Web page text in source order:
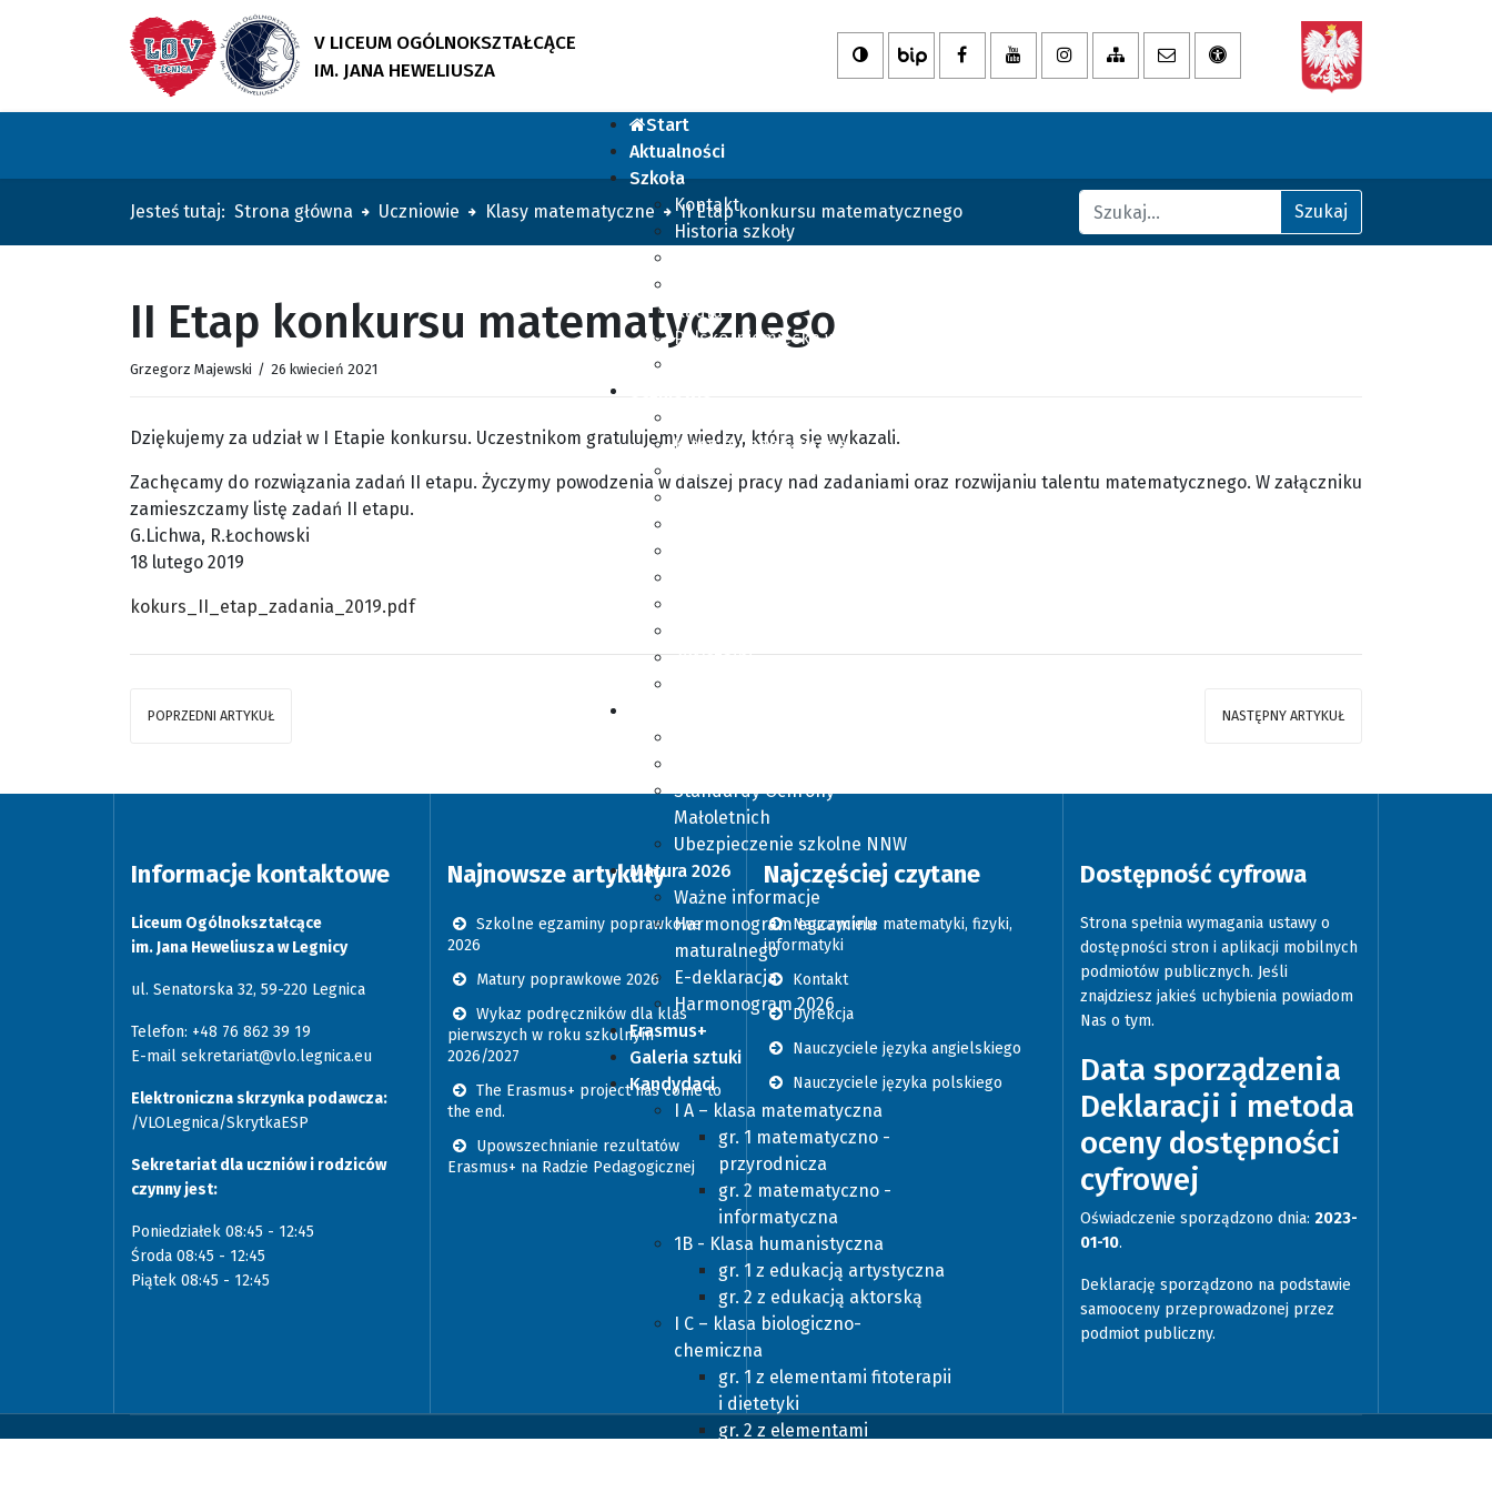
V LICEUM OGÓLNOKSZTAŁCĄCE
IM. JANA HEWELIUSZA
Biuletyn Informacji Publicznej
Nasza strona na Facebooku
Nasza strona na YouTube
Nasza strona na Instagramie
Zobacz mapę strony
Wyślij emailDeklaracja dostępności
Start
Aktualności
Szkoła
Kontakt
Historia szkoły
Kadra
Polsko-niemiecka wymiana
Klasy humanistyczne
Klasy artystyczne
Klasy matematyczne
Zwyczajni
Standardy Ochrony
Małoletnich
Ubezpieczenie szkolne NNW
Matura 2026
Ważne informacje
Harmonogram egzaminu
maturalnego
E-deklaracja
Harmonogram 2026
Erasmus+
Galeria sztuki
Kandydaci
I A – klasa matematyczna
gr. 1 matematyczno -
przyrodnicza
gr. 2 matematyczno -
informatyczna
1B - Klasa humanistyczna
gr. 1 z edukacją artystyczna
gr. 2 z edukacją aktorską
I C – klasa biologiczno-
chemiczna
gr. 1 z elementami fitoterapii
i dietetyki
gr. 2 z elementami
Jesteś tutaj: Strona główna Uczniowie Klasy matematyczne II Etap konkursu matematycznego Znajdź na stronie Szukaj
II Etap konkursu matematycznego
Grzegorz Majewski / 26 kwiecień 2021
Dziękujemy za udział w I Etapie konkursu. Uczestnikom gratulujemy wiedzy, którą się wykazali.
Zachęcamy do rozwiązania zadań II etapu. Życzymy powodzenia w dalszej pracy nad zadaniami oraz rozwijaniu talentu matematycznego. W załączniku
zamieszczamy listę zadań II etapu.
G.Lichwa, R.Łochowski
18 lutego 2019
kokurs_II_etap_zadania_2019.pdf
POPRZEDNI ARTYKUŁ NASTĘPNY ARTYKUŁ
Informacje kontaktowe
Liceum Ogólnokształcące
im. Jana Heweliusza w Legnicy
ul. Senatorska 32, 59-220 Legnica
Telefon: +48 76 862 39 19
E-mail sekretariat@vlo.legnica.eu
Elektroniczna skrzynka podawcza:
/VLOLegnica/SkrytkaESP
Sekretariat dla uczniów i rodziców
czynny jest:
Poniedziałek 08:45 - 12:45
Środa 08:45 - 12:45
Piątek 08:45 - 12:45
Najnowsze artykuły
Szkolne egzaminy poprawkowe
2026
Matury poprawkowe 2026
Wykaz podręczników dla klas
pierwszych w roku szkolnym
2026/2027
The Erasmus+ project has come to
the end.
Upowszechnianie rezultatów
Erasmus+ na Radzie Pedagogicznej
Najczęściej czytane
Nauczyciele matematyki, fizyki,
informatyki
Kontakt
Dyrekcja
Nauczyciele języka angielskiego
Nauczyciele języka polskiego
Dostępność cyfrowa
Strona spełnia wymagania ustawy o
dostępności stron i aplikacji mobilnych
podmiotów publicznych. Jeśli
znajdziesz jakieś uchybienia powiadom
Nas o tym.
Data sporządzenia
Deklaracji i metoda
oceny dostępności
cyfrowej
Oświadczenie sporządzono dnia: 2023-
01-10.
Deklarację sporządzono na podstawie
samooceny przeprowadzonej przez
podmiot publiczny.